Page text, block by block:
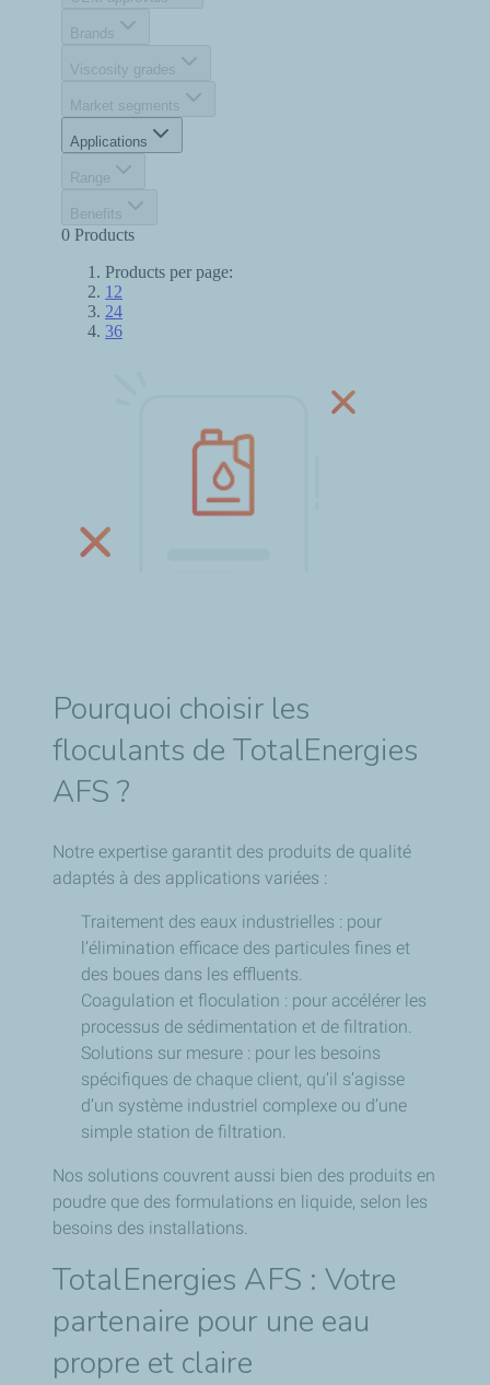
Pourquoi choisir les
floculants de TotalEnergies
AFS ?
Notre expertise garantit des produits de qualité
adaptés à des applications variées :
Traitement des eaux industrielles : pour
l’élimination efficace des particules fines et
des boues dans les effluents.
Coagulation et floculation : pour accélérer les
processus de sédimentation et de filtration.
Solutions sur mesure : pour les besoins
spécifiques de chaque client, qu’il s’agisse
d’un système industriel complexe ou d’une
simple station de filtration.
Nos solutions couvrent aussi bien des produits en
poudre que des formulations en liquide, selon les
besoins des installations.
TotalEnergies AFS : Votre
partenaire pour une eau
propre et claire